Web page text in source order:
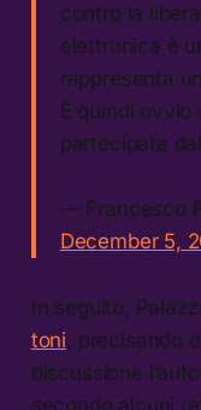
contro la
elettronica è
rappresenta
É quindi ovvio
partecipata
— Francesco
December 5,
In seguito,
toni, precisando
discussione